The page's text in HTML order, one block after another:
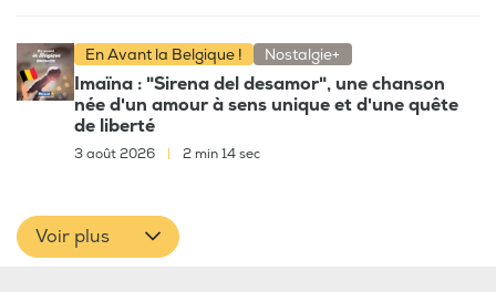
En Avant la Belgique ! Nostalgie+
Imaïna : "Sirena del desamor", une chanson
née d'un amour à sens unique et d'une quête
de liberté
3 août 2026 2 min 14 sec
Voir plus